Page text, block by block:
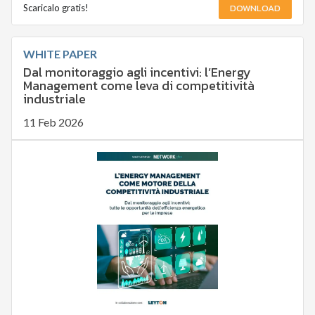
Scaricalo gratis! DOWNLOAD
WHITE PAPER
Dal monitoraggio agli incentivi: l’Energy
Management come leva di competitività
industriale
11 Feb 2026